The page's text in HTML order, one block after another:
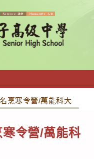
烹寒令營/萬能科大
令營/萬能科